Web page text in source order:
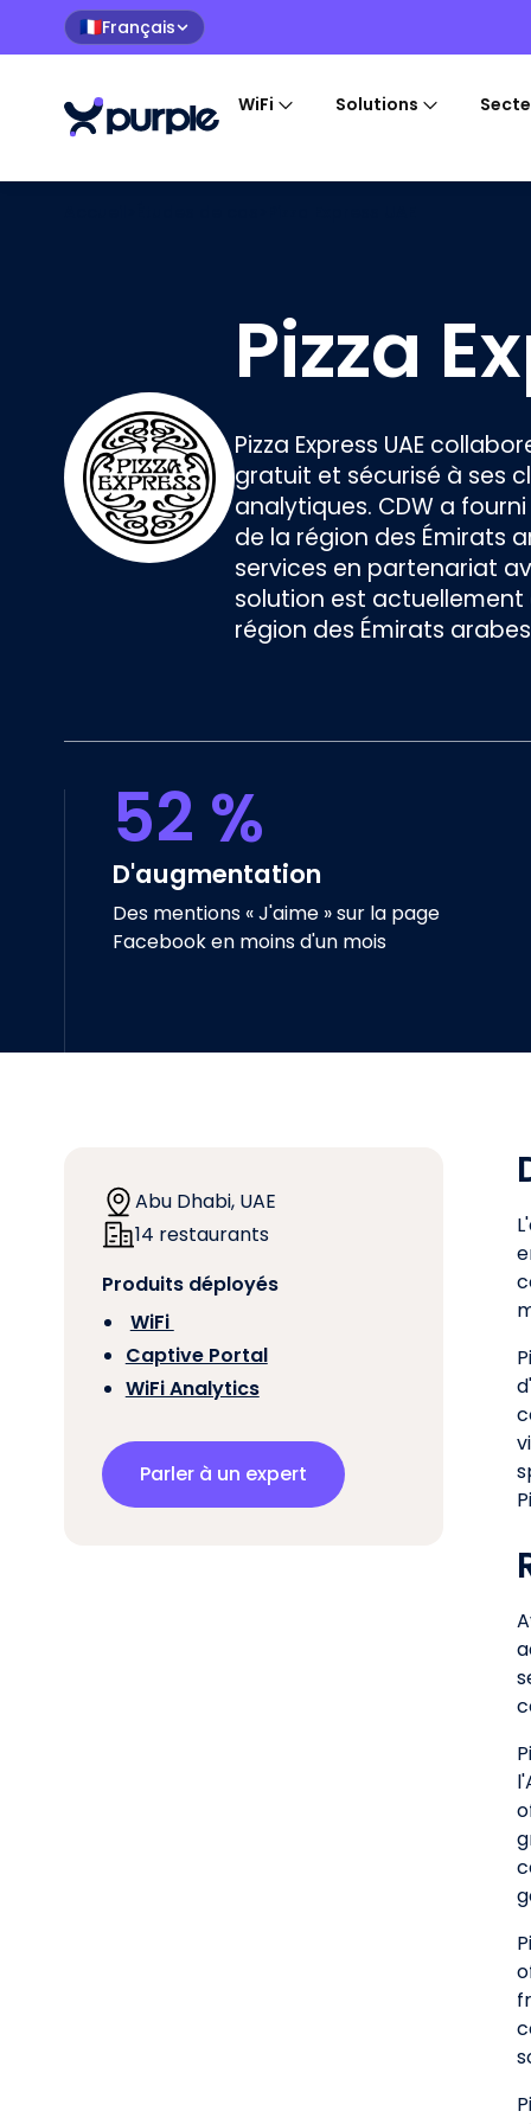
🇫🇷Français
WiFi Solutions
Pizza
Pizza Express UAE
gratuit et sécurisé à ses
analytiques. CDW a
de la région des Émirats
services en partenariat
solution est actuellement
région des Émirats
52 %
D'augmentation
Des mentions « J'aime » sur la page
Facebook en moins d'un mois
Abu Dhabi, UAE
14 restaurants
Produits déployés
WiFi
Captive Portal
WiFi Analytics
Parler à un expert